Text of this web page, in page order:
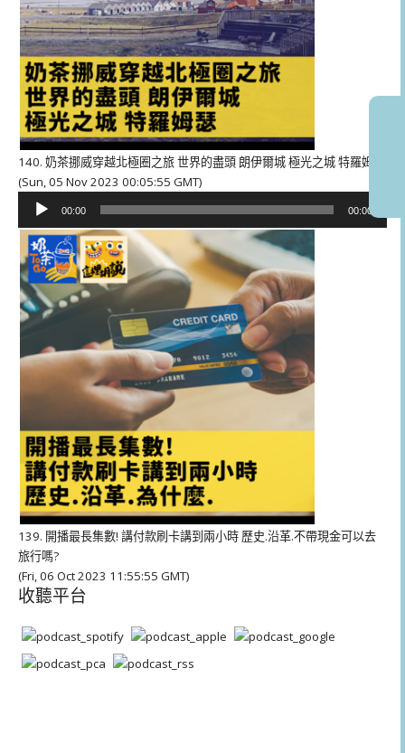
140. 奶茶挪威穿越北極圈之旅 世界的盡頭 朗伊爾城 極光之城 特羅姆瑟
(Sun, 05 Nov 2023 00:05:55 GMT)
播
放
器
00:00 00:00
139. 開播最長集數! 講付款刷卡講到兩小時 歷史.沿革.不帶現金可以去
旅行嗎?
(Fri, 06 Oct 2023 11:55:55 GMT)
收聽平台